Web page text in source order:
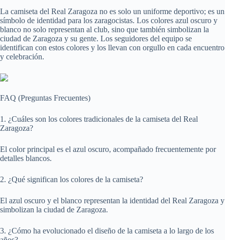
La camiseta del Real Zaragoza no es solo un uniforme deportivo; es un
símbolo de identidad para los zaragocistas. Los colores azul oscuro y
blanco no solo representan al club, sino que también simbolizan la
ciudad de Zaragoza y su gente. Los seguidores del equipo se
identifican con estos colores y los llevan con orgullo en cada encuentro
y celebración.
FAQ (Preguntas Frecuentes)
1. ¿Cuáles son los colores tradicionales de la camiseta del Real
Zaragoza?
El color principal es el azul oscuro, acompañado frecuentemente por
detalles blancos.
2. ¿Qué significan los colores de la camiseta?
El azul oscuro y el blanco representan la identidad del Real Zaragoza y
simbolizan la ciudad de Zaragoza.
3. ¿Cómo ha evolucionado el diseño de la camiseta a lo largo de los